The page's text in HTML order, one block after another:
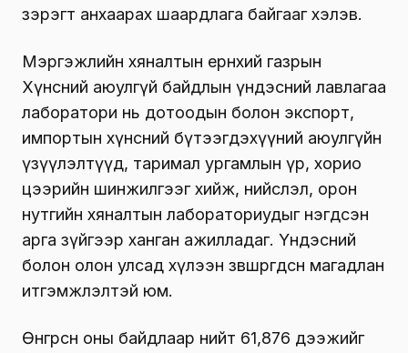
зэрэгт анхаарах шаардлага байгааг хэлэв.
Мэргэжлийн хяналтын ерөнхий газрын
Хүнсний аюулгүй байдлын үндэсний лавлагаа
лаборатори нь дотоодын болон экспорт,
импортын хүнсний бүтээгдэхүүний аюулгүйн
үзүүлэлтүүд, таримал ургамлын үр, хорио
цээрийн шинжилгээг хийж, нийслэл, орон
нутгийн хяналтын лабораториудыг нэгдсэн
арга зүйгээр ханган ажилладаг. Үндэсний
болон олон улсад хүлээн зөвшөөрөгдсөн магадлан
итгэмжлэлтэй юм.
Өнгөрсөн оны байдлаар нийт 61,876 дээжийг